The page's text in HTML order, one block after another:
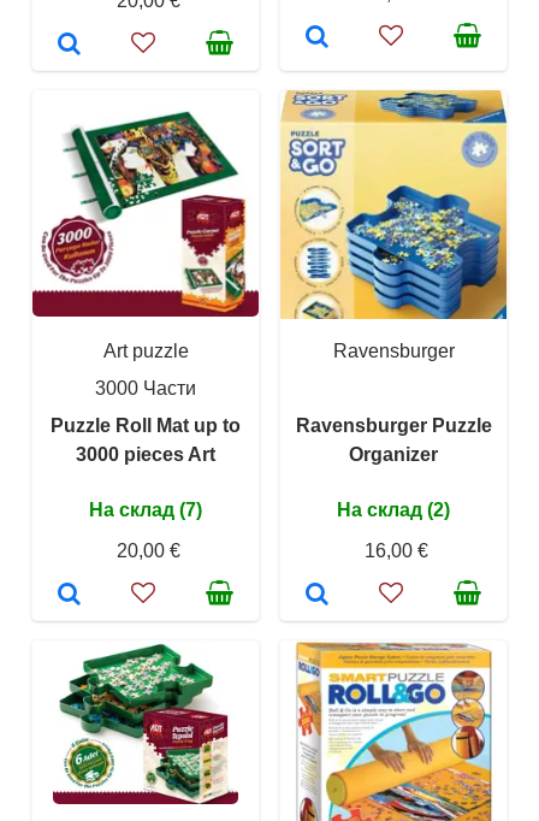
Art puzzle
3000 Части
Puzzle Roll Mat up to
3000 pieces Art
На склад (7)
20,00 €
Ravensburger
Ravensburger Puzzle
Organizer
На склад (2)
16,00 €